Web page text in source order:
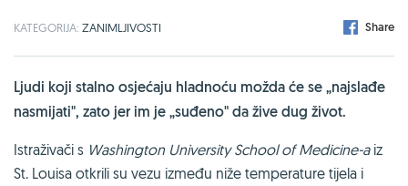
KATEGORIJA: ZANIMLJIVOSTI Share
Ljudi koji stalno osjećaju hladnoću možda će se „najslađe
nasmijati", zato jer im je „suđeno" da žive dug život.
Istraživači s Washington University School of Medicine-aiz
St. Louisa otkrili su vezu između niže temperature tijela i